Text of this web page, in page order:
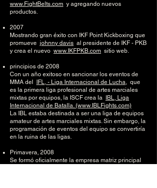
www.FightBelts.com y agregando nuevos
productos.
2007
Mostrando gran éxito con IKF Point Kickboxing que
promueve johnny davis al presidente de IKF - PKB
y crea el nuevo www.IKFPKB.com sitio web.
principios de 2008
Con un año exitoso en sancionar los eventos de
MMA del
IFL, - Liga Internacional de Lucha, que
es la primera liga profesional de artes marciales
mixtas por equipos, la ISCF crea la
IBL, Liga
Internacional de Batalla. (www.IBLFights.com)
La IBL estaba destinada a ser una liga de equipos
amateur de artes marciales mixtas. Sin embargo, la
programación de eventos del equipo se convertiría
en la ruina de las ligas.
Primavera, 2008
Se formó oficialmente la empresa matriz principal